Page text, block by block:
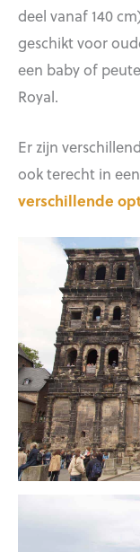
deel vanaf 140
geschikt voor
een baby of
Royal.
Er zijn
ook terecht in
verschillende